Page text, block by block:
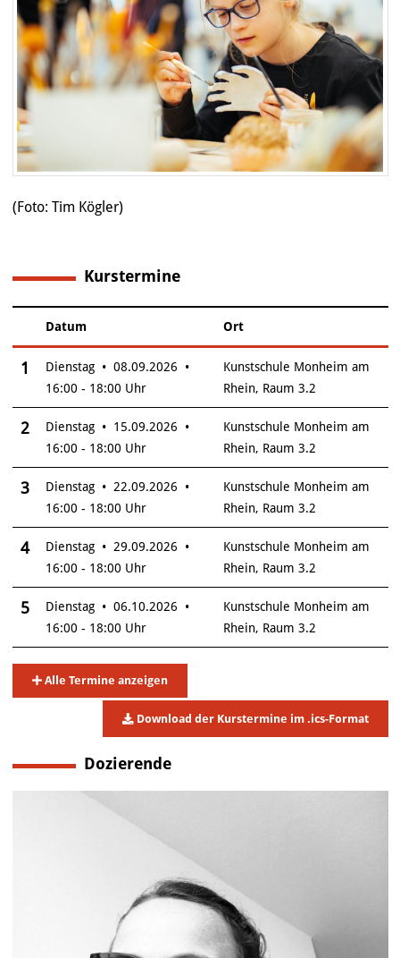
(Foto: Tim Kögler)
Kurstermine
Insgesamt gibt es 6 Termine zum diesen Kurs
–
Datum Ort
1
Dienstag • 08.09.2026 •
16:00 - 18:00 Uhr
Kunstschule Monheim am
Rhein, Raum 3.2
2
Dienstag • 15.09.2026 •
16:00 - 18:00 Uhr
Kunstschule Monheim am
Rhein, Raum 3.2
3
Dienstag • 22.09.2026 •
16:00 - 18:00 Uhr
Kunstschule Monheim am
Rhein, Raum 3.2
4
Dienstag • 29.09.2026 •
16:00 - 18:00 Uhr
Kunstschule Monheim am
Rhein, Raum 3.2
5
Dienstag • 06.10.2026 •
16:00 - 18:00 Uhr
Kunstschule Monheim am
Rhein, Raum 3.2
Alle Termine anzeigen
Download der Kurstermine im .ics-Format
Dozierende